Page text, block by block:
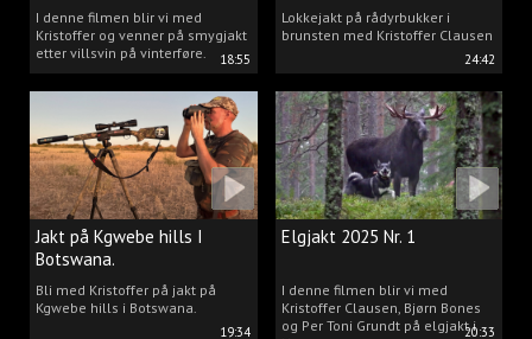
18:55
I denne filmen blir vi med
Kristoffer og venner på smygjakt
etter villsvin på vinterføre.
24:42
Lokkejakt på rådyrbukker i
brunsten med Kristoffer Clausen
19:34
Jakt på Kgwebe hills I
Botswana.
Bli med Kristoffer på jakt på
Kgwebe hills i Botswana.
20:33
Elgjakt 2025 Nr. 1
I denne filmen blir vi med
Kristoffer Clausen, Bjørn Bones
og Per Toni Grundt på elgjakt i